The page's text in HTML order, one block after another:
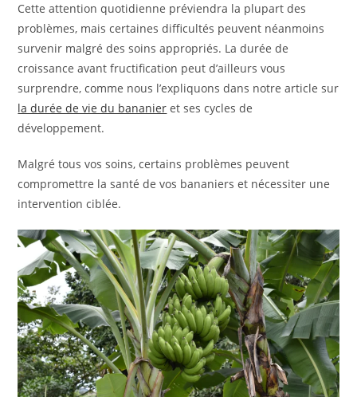
Cette attention quotidienne préviendra la plupart des
problèmes, mais certaines difficultés peuvent néanmoins
survenir malgré des soins appropriés. La durée de
croissance avant fructification peut d’ailleurs vous
surprendre, comme nous l’expliquons dans notre article sur
la durée de vie du bananier et ses cycles de
développement.
Malgré tous vos soins, certains problèmes peuvent
compromettre la santé de vos bananiers et nécessiter une
intervention ciblée.